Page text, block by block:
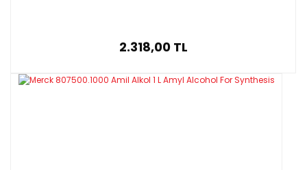
2.318,00 TL